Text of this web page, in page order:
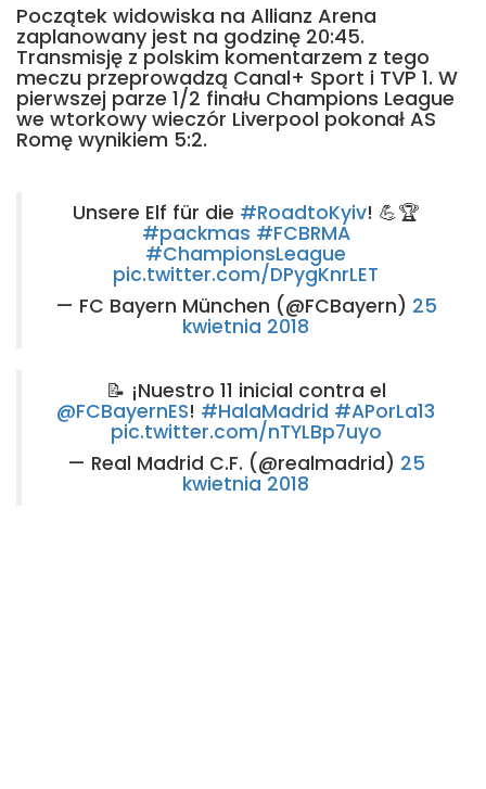
Początek widowiska na Allianz Arena
zaplanowany jest na godzinę 20:45.
Transmisję z polskim komentarzem z tego
meczu przeprowadzą Canal+ Sport i TVP 1. W
pierwszej parze 1/2 finału Champions League
we wtorkowy wieczór Liverpool pokonał AS
Romę wynikiem 5:2.
Unsere Elf für die #RoadtoKyiv! 💪🏆
#packmas #FCBRMA
#ChampionsLeague
pic.twitter.com/DPygKnrLET
— FC Bayern München (@FCBayern) 25
kwietnia 2018
📝 ¡Nuestro 11 inicial contra el
@FCBayernES! #HalaMadrid #APorLa13
pic.twitter.com/nTYLBp7uyo
— Real Madrid C.F. (@realmadrid) 25
kwietnia 2018